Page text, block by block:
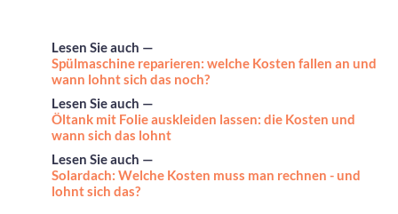
Lesen Sie auch —
Spülmaschine reparieren: welche Kosten fallen an und
wann lohnt sich das noch?
Lesen Sie auch —
Öltank mit Folie auskleiden lassen: die Kosten und
wann sich das lohnt
Lesen Sie auch —
Solardach: Welche Kosten muss man rechnen - und
lohnt sich das?